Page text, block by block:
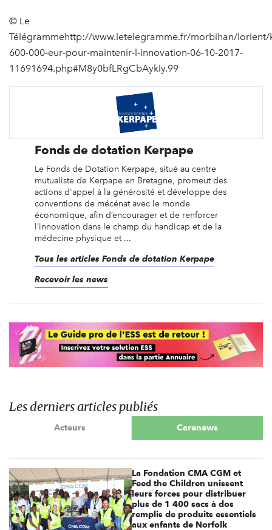
© Le
Télégrammehttp://www.letelegramme.fr/morbihan/lorient/
600-000-eur-pour-maintenir-l-innovation-06-10-2017-
11691694.php#M8y0bfLRgCbAykIy.99
Fonds de dotation Kerpape
Le Fonds de Dotation Kerpape, situé au centre
mutualiste de Kerpape en Bretagne, promeut des
actions d'appel à la générosité et développe des
conventions de mécénat avec le monde
économique, afin d’encourager et de renforcer
l’innovation dans le champ du handicap et de la
médecine physique et ...
Tous les articles Fonds de dotation Kerpape
Recevoir les news
Les derniers articles publiés
Acteurs Carenews
La Fondation CMA CGM et
Feed the Children unissent
leurs forces pour distribuer
plus de 1 400 sacs à dos
remplis de produits essentiels
aux enfants de Norfolk